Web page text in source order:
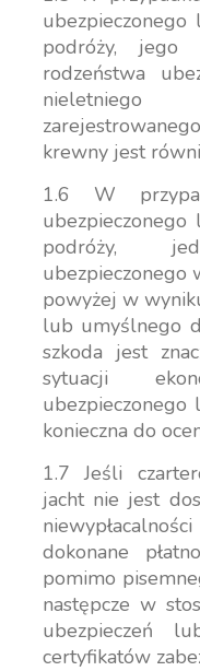
podróży, jego
rodzeństwa
krewny jest
1.6 W
podróży,
ubezpieczonego
powyżej w
lub umyślnego
szkoda jest
sytuacji
konieczna do
1.7 Jeśli
jacht nie jest
dokonane
pomimo
następcze w
ubezpieczeń
certyfikatów